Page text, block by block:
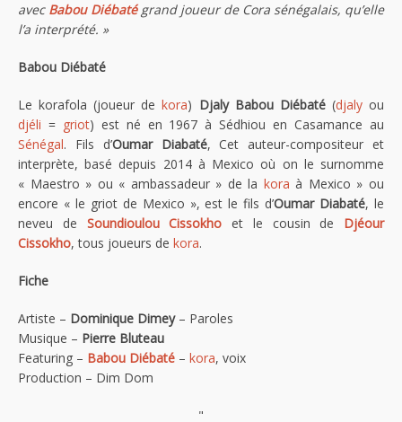
avec Babou Diébatégrand joueur de Cora sénégalais, qu’elle
l’a interprété. »
Babou Diébaté
Le korafola (joueur dekora) Djaly Babou Diébaté(djalyou
djéli = griot) est né en 1967 à Sédhiou en Casamance au
Sénégal. Fils d’Oumar Diabaté, Cet auteur-compositeur et
interprète, basé depuis 2014 à Mexico où on le surnomme
« Maestro » ou « ambassadeur » de la kora à Mexico » ou
encore « le griot de Mexico », est le fils d’Oumar Diabaté, le
neveu de Soundioulou Cissokho et le cousin de Djéour
Cissokho, tous joueurs de kora.
Fiche
Artiste – Dominique Dimey– Paroles
Musique – Pierre Bluteau
Featuring – Babou Diébaté – kora, voix
Production – Dim Dom
"